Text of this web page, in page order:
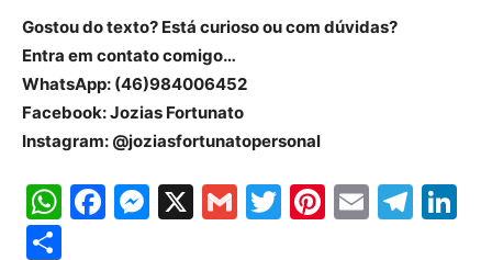
Gostou do texto? Está curioso ou com dúvidas?
Entra em contato comigo…
WhatsApp: (46)984006452
Facebook: Jozias Fortunato
Instagram: @joziasfortunatopersonal
WhatsApp
Facebook
Messenger
X GmailTwitter
Pinterest
Email